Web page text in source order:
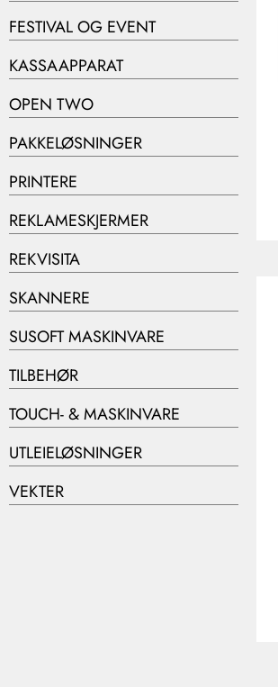
FESTIVAL OG EVENT
KASSAAPPARAT
OPEN TWO
PAKKELØSNINGER
PRINTERE
REKLAMESKJERMER
REKVISITA
SKANNERE
SUSOFT MASKINVARE
TILBEHØR
TOUCH- & MASKINVARE
UTLEIELØSNINGER
VEKTER